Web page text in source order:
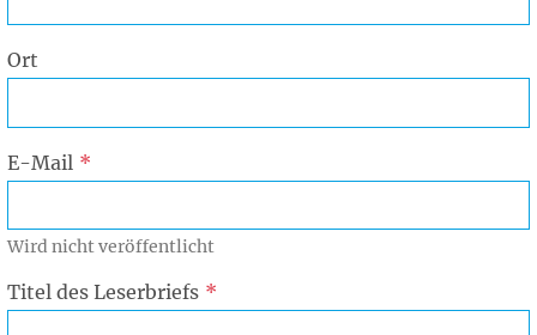
Ort
E-Mail
Wird nicht veröffentlicht
Titel des Leserbriefs